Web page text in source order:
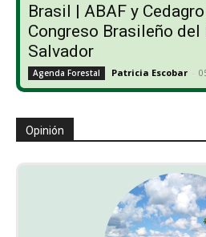
Brasil | ABAF y
Congreso Brasileño del
Salvador
Agenda Forestal Patricia Escobar -
Opinión